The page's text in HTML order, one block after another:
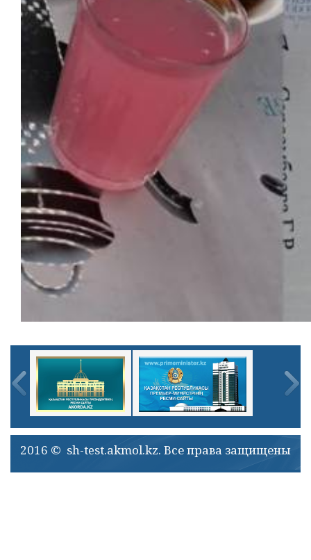
2016 © sh-test.akmol.kz. Все права защищены